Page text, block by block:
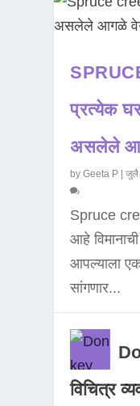
प्रत्येक
असलेले
byGeeta P |जुलै
Spruce
आहे
आपल्याला
सांगणार...
विचित्र